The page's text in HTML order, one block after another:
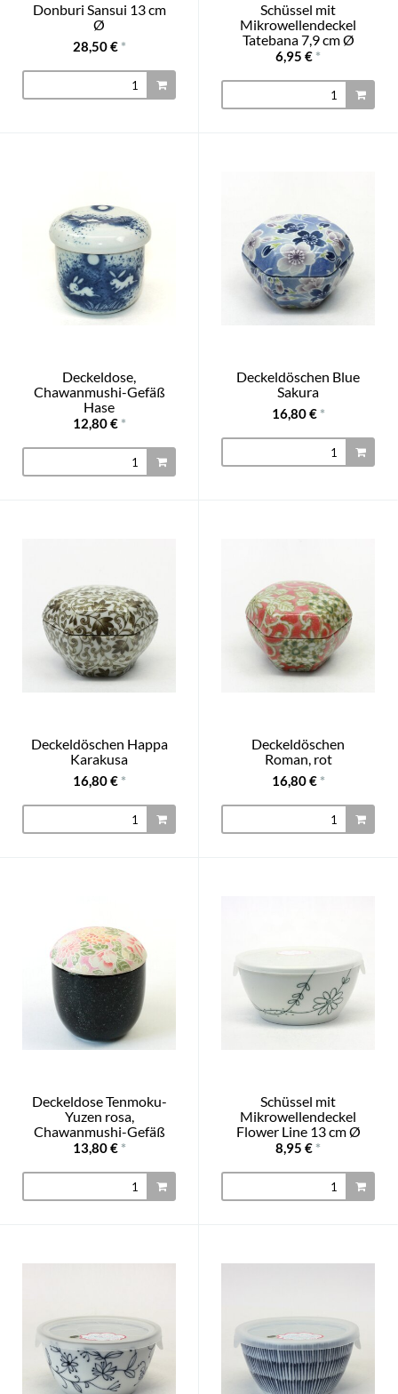
Donburi Sansui 13 cm
Ø
28,50 € *
Schüssel mit
Mikrowellendeckel
Tatebana 7,9 cm Ø
6,95 € *
Deckeldose,
Chawanmushi-Gefäß
Hase
12,80 € *
Deckeldöschen Blue
Sakura
16,80 € *
Deckeldöschen Happa
Karakusa
16,80 € *
Deckeldöschen
Roman, rot
16,80 € *
Deckeldose Tenmoku-
Yuzen rosa,
Chawanmushi-Gefäß
13,80 € *
Schüssel mit
Mikrowellendeckel
Flower Line 13 cm Ø
8,95 € *